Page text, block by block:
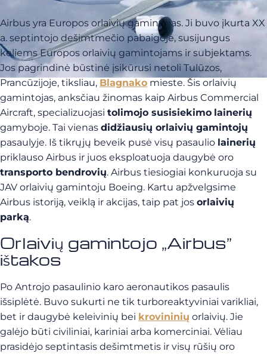
Airbus yra Europos orlaivių gamintojas. Ji buvo įkurta XX
a. septintojo dešimtmečio pabaigoje, susijungus
keliems Europos orlaivių gamintojams ir subjektams.
Jos pagrindinė būstinė įsikūrusi netoli Tulūzos,
Prancūzijoje, tiksliau, Blagnako mieste. Šis orlaivių
gamintojas, anksčiau žinomas kaip Airbus Commercial
Aircraft, specializuojasi tolimojo susisiekimo lainerių
gamyboje. Tai vienas didžiausių orlaivių gamintojų
pasaulyje. Iš tikrųjų beveik pusė visų pasaulio lainerių
priklauso Airbus ir juos eksploatuoja daugybė oro
transporto bendrovių. Airbus tiesiogiai konkuruoja su
JAV orlaivių gamintoju Boeing. Kartu apžvelgsime
Airbus istoriją, veiklą ir akcijas, taip pat jos orlaivių
parką.
Orlaivių gamintojo „Airbus”
ištakos
Po Antrojo pasaulinio karo aeronautikos pasaulis
išsiplėtė. Buvo sukurti ne tik turboreaktyviniai varikliai,
bet ir daugybė keleivinių bei krovininių orlaivių. Jie
galėjo būti civiliniai, kariniai arba komerciniai. Vėliau
prasidėjo septintasis dešimtmetis ir visų rūšių oro